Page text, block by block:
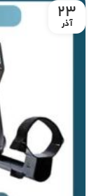
23
آذر